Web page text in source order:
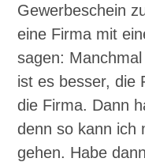
Gewerbeschein
eine Firma mit
sagen:
ist es besser, die
die Firma. Dann
denn so kann ich
gehen. Habe